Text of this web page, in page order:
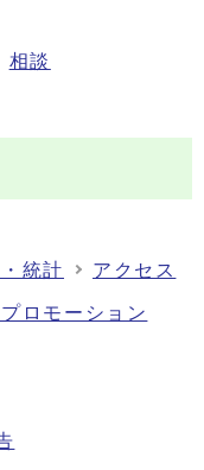
相談
統計 アクセス
ロモーション